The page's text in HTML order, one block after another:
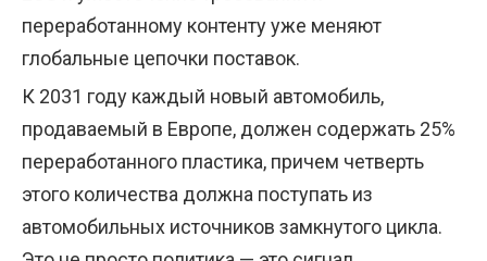
переработанному контенту уже меняют
глобальные цепочки поставок.
К 2031 году каждый новый автомобиль,
продаваемый в Европе, должен содержать 25%
переработанного пластика, причем четверть
этого количества должна поступать из
автомобильных источников замкнутого цикла.